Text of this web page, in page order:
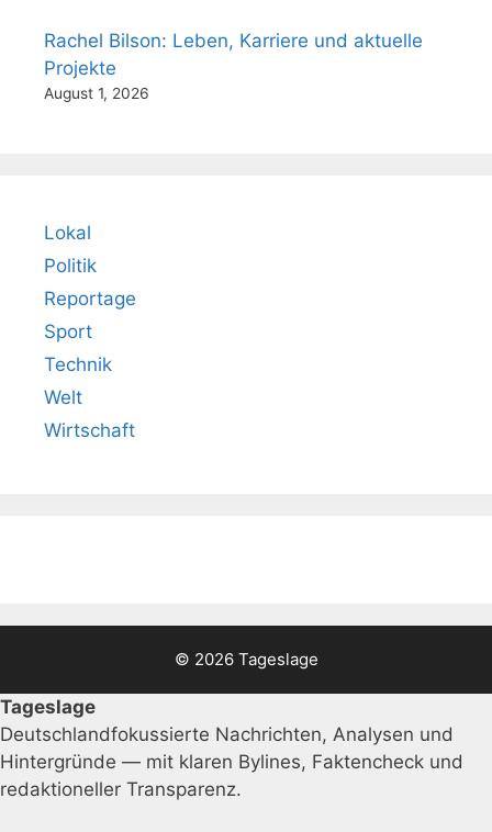
Rachel Bilson: Leben, Karriere und aktuelle
Projekte
August 1, 2026
Lokal
Politik
Reportage
Sport
Technik
Welt
Wirtschaft
© 2026 Tageslage
Tageslage
Deutschlandfokussierte Nachrichten, Analysen und
Hintergründe — mit klaren Bylines, Faktencheck und
redaktioneller Transparenz.